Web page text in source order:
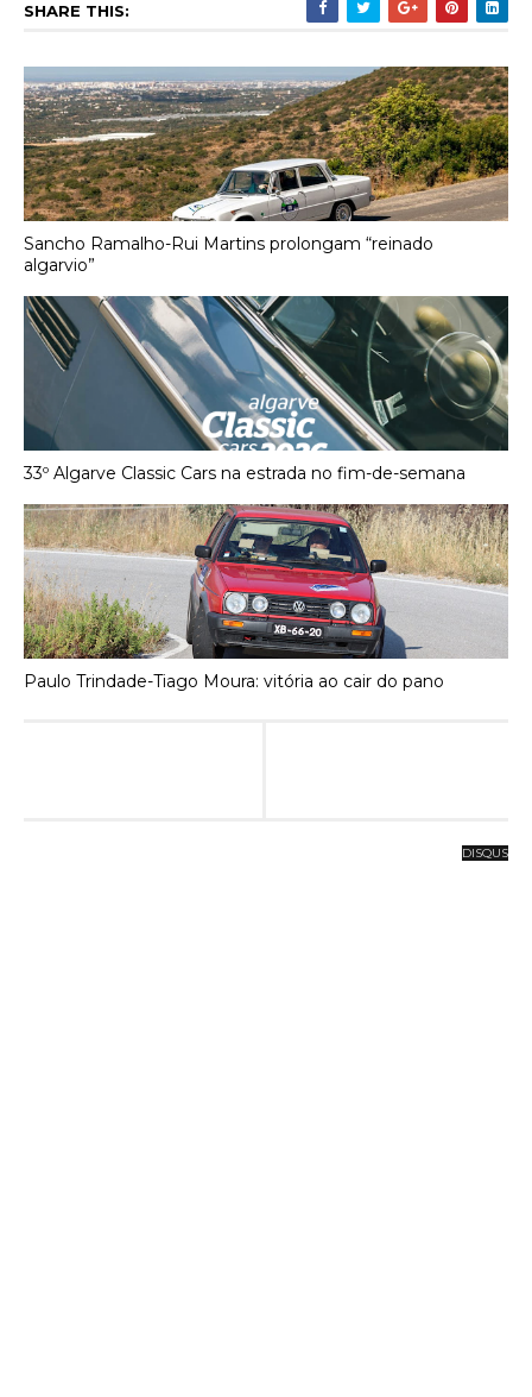
SHARE THIS:
Sancho Ramalho-Rui Martins prolongam “reinado
algarvio”
33º Algarve Classic Cars na estrada no fim-de-semana
Paulo Trindade-Tiago Moura: vitória ao cair do pano
DISQUS